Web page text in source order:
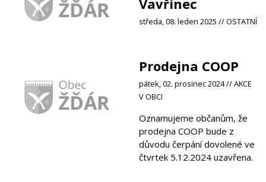
Vavřinec
středa, 08. leden 2025 // OSTATNÍ
Prodejna COOP
pátek, 02. prosinec 2024 // AKCE
V OBCI
Oznamujeme občanům, že
prodejna COOP bude z
důvodu čerpání dovolené ve
čtvrtek 5.12.2024 uzavřena.